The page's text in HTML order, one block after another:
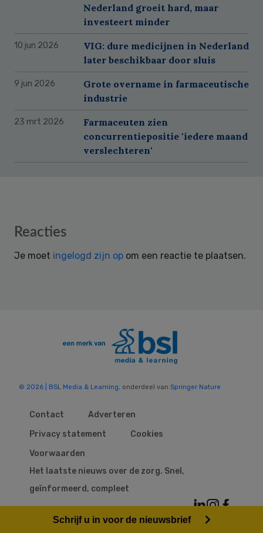
Nederland groeit hard, maar
investeert minder
10 jun 2026
VIG: dure medicijnen in Nederland
later beschikbaar door sluis
9 jun 2026
Grote overname in farmaceutische
industrie
23 mrt 2026
Farmaceuten zien
concurrentiepositie 'iedere maand
verslechteren'
Reader
Reacties
Je moet ingelogd zijn op om een reactie te plaatsen.
© 2026 | BSL Media & Learning, onderdeel van Springer Nature
Contact
Adverteren
Privacy statement
Cookies
Voorwaarden
Het laatste nieuws over de zorg. Snel,
geïnformeerd, compleet
Schrijf u in voor de nieuwsbrief